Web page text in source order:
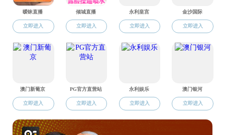
高校人文社会科学信息网 中国经济学
电话：0531-88364000 地址：山东省济南市山大南路27号a片无码